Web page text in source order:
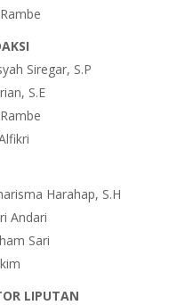
Siregar, S.P
S.E
Harahap, S.H
Andari
Sari
LIPUTAN